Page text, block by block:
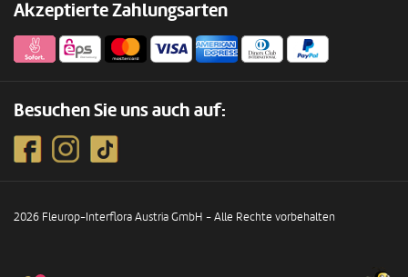
Akzeptierte Zahlungsarten
Besuchen Sie uns auch auf:
2026 Fleurop-Interflora Austria GmbH - Alle Rechte vorbehalten